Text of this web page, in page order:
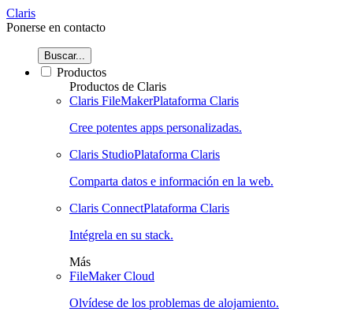
Claris
Ponerse en contacto
Buscar...
Productos
Productos de Claris
Claris FileMakerPlataforma Claris
Cree potentes apps personalizadas.
Claris StudioPlataforma Claris
Comparta datos e información en la web.
Claris ConnectPlataforma Claris
Intégrela en su stack.
Más
FileMaker Cloud
Olvídese de los problemas de alojamiento.